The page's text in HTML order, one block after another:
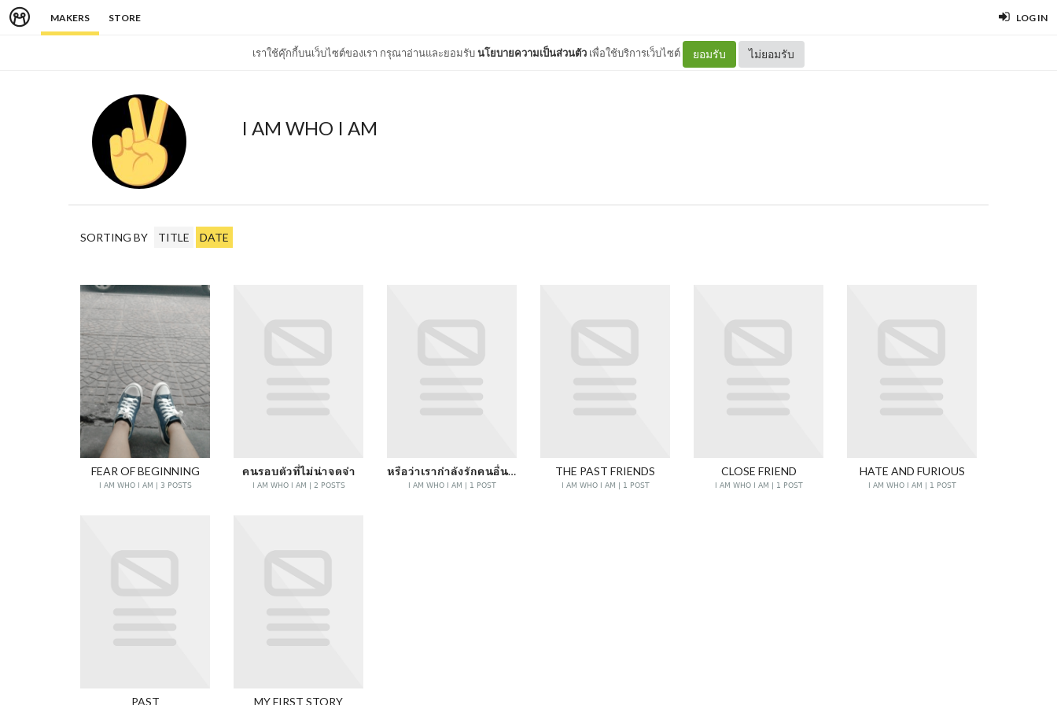
MAKERS STORE LOG IN
เราใช้คุ๊กกี้บนเว็บไซต์ของเรา กรุณาอ่านและยอมรับนโยบายความเป็นส่วนตัว เพื่อใช้บริการเว็บไซต์ ยอมรับ ไม่ยอมรับ
I AM WHO I AM
SORTING BY TITLE DATE
FEAR OF BEGINNING
I AM WHO I AM | 3 POSTS
คนรอบตัวที่ไม่น่าจดจำ
I AM WHO I AM | 2 POSTS
หรือว่าเรากำลังรักคนอื่นมากว่าตัวเอง
I AM WHO I AM | 1 POST
THE PAST FRIENDS
I AM WHO I AM | 1 POST
CLOSE FRIEND
I AM WHO I AM | 1 POST
HATE AND FURIOUS
I AM WHO I AM | 1 POST
PAST MY FIRST STORY